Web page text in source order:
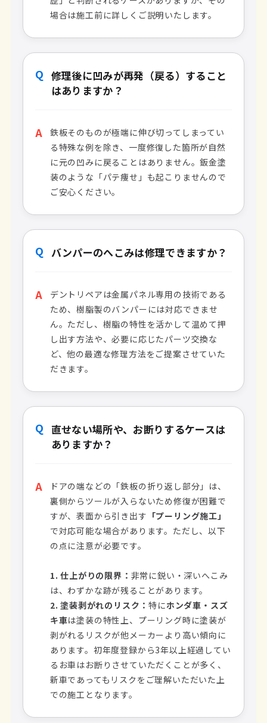
場合は施工前に詳しくご説明いたします。
Q 修理後に凹みが再発（戻る）すること
はありますか？
A
鉄板そのものが極端に伸び切ってしまってい
る特殊な例を除き、一度修復した箇所が自然
に元の凹みに戻ることはありません。鈑金塗
装のような「パテ痩せ」も起こりませんので
ご安心ください。
Q バンパーのへこみは修理できますか？
A
デントリペアは金属パネル専用の技術である
ため、樹脂製のバンパーには対応できませ
ん。ただし、樹脂の特性を活かして温めて押
し出す方法や、必要に応じたパーツ交換な
ど、他の最適な修理方法をご提案させていた
だきます。
Q 直せない場所や、お断りするケースは
ありますか？
A
ドアの端などの「鉄板の折り返し部分」は、
裏側からツールが入らないため修復が困難で
すが、表面から引き出す 「プーリング施工」
で対応可能な場合があります。ただし、以下
の点に注意が必要です。
1. 仕上がりの限界： 非常に鋭い・深いへこみ
は、わずかな跡が残ることがあります。
2. 塗装剥がれのリスク：特にホンダ車・スズ
キ車は塗装の特性上、プーリング時に塗装が
剥がれるリスクが他メーカーより高い傾向に
あります。初年度登録から3年以上経過してい
るお車はお断りさせていただくことが多く、
新車であってもリスクをご理解いただいた上
での施工となります。